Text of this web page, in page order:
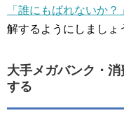
「誰にもばれないか？」
解するようにしましょ
大手メガバンク・
する